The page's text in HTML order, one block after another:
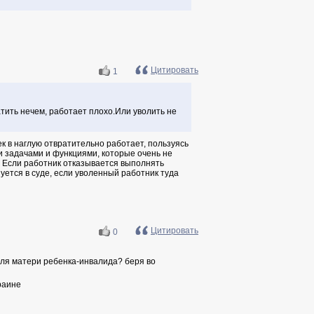
1 Цитировать
нечем, работает плохо.Или уволить не
в наглую отвратительно работает, пользуясь
задачами и функциями, которые очень не
работник отказывается выполнять
в суде, если уволенный работник туда
0 Цитировать
матери ребенка-инвалида? беря во